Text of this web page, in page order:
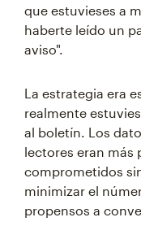
que estuvieses a
haberte leído un
aviso".
La estrategia era
realmente
al boletín. Los
lectores eran más
comprometidos
minimizar el
propensos a